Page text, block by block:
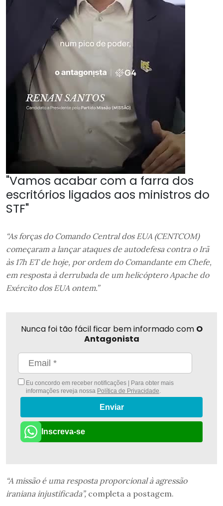
"Vamos acabar com a farra dos
escritórios ligados aos ministros do
STF"
“As forças do Comando Central dos EUA (CENTCOM)
começaram a lançar ataques de autodefesa contra o Irã
às 17h ET de hoje, por ordem do Comandante em Chefe,
em resposta à derrubada de um helicóptero Apache do
Exército dos EUA ontem.”
Nunca foi tão fácil ficar bem informado com O
Antagonista
Eu concordo em receber notificações | Para obter mais
informações reveja nossa Política de Privacidade.
Enviar
Inscreva-se
“A missão é uma resposta proporcional à agressão
iraniana injustificada”, completa a postagem.